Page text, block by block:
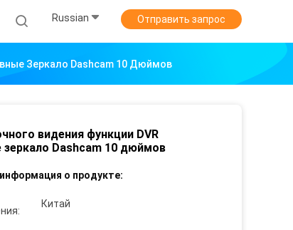
Russian Отправить запрос
Зеркало Dashcam 10 Дюймов
видения функции DVR
зеркало Dashcam 10 дюймов
о продукте:
Китай